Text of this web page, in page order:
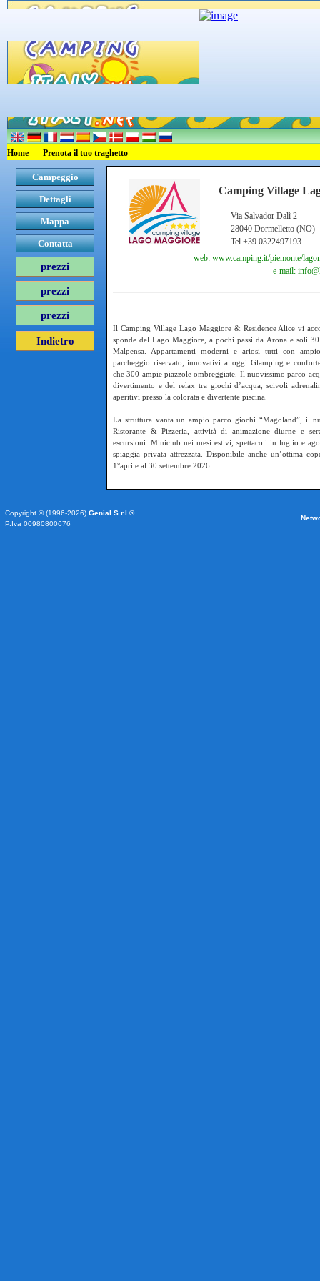
Home Prenota il tuo traghetto
Campeggio
Dettagli
Mappa
Contatta
prezzi
prezzi
prezzi
Indietro
Camping Village
Via Salvador Dalì 2
28040 Dormelletto (NO)
Tel +39.0322497193
web: www.camping.it/piemonte/
e-mail:
Il Camping Village Lago Maggiore & Residence Alice vi
sponde del Lago Maggiore, a pochi passi da Arona e soli
Malpensa. Appartamenti moderni e ariosi tutti con
parcheggio riservato, innovativi alloggi Glamping e
che 300 ampie piazzole ombreggiate. Il nuovissimo parco
divertimento e del relax tra giochi d’acqua, scivoli
aperitivi presso la colorata e divertente piscina.
La struttura vanta un ampio parco giochi “Magoland”, il
Ristorante & Pizzeria, attività di animazione diurne e
escursioni. Miniclub nei mesi estivi, spettacoli in luglio e
spiaggia privata attrezzata. Disponibile anche un’ottima
1°aprile al 30 settembre 2026.
Copyright © (1996-2026) Genial S.r.l.®
P.Iva 00980800676